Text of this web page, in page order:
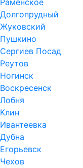
Раменское
Долгопрудный
Жуковский
Пушкино
Сергиев Посад
Реутов
Ногинск
Воскресенск
Лобня
Клин
Ивантеевка
Дубна
Егорьевск
Чехов